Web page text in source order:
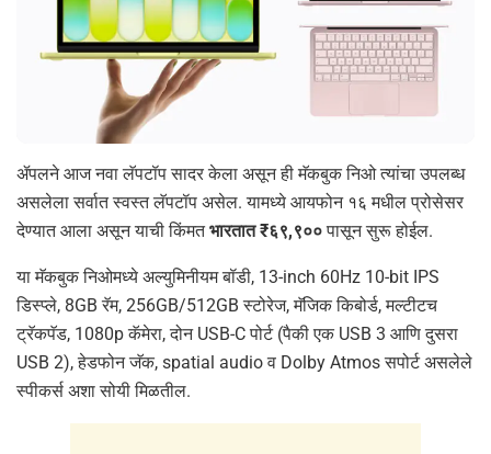
ॲपलने आज नवा लॅपटॉप सादर केला असून ही मॅकबुक निओ त्यांचा उपलब्ध
असलेला सर्वात स्वस्त लॅपटॉप असेल. यामध्ये आयफोन १६ मधील प्रोसेसर
देण्यात आला असून याची किंमतभारतात ₹६९,९००पासून सुरू होईल.
या मॅकबुक निओमध्ये अल्युमिनीयम बॉडी, 13-inch 60Hz 10-bit IPS
डिस्प्ले, 8GB रॅम, 256GB/512GB स्टोरेज, मॅजिक किबोर्ड, मल्टीटच
ट्रॅकपॅड, 1080p कॅमेरा, दोन USB-C पोर्ट (पैकी एक USB 3 आणि दुसरा
USB 2), हेडफोन जॅक, spatial audio व Dolby Atmos सपोर्ट असलेले
स्पीकर्स अशा सोयी मिळतील.